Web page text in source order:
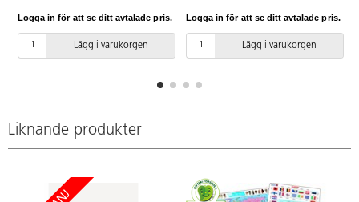
Logga in för att se ditt avtalade pris.
Lägg i varukorgen
Logga in för att se ditt avtalade pris.
Lägg i varukorgen
Liknande produkter